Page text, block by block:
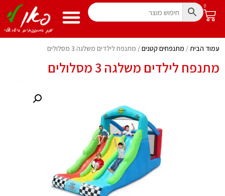
0
עמוד הבית/ מתנפחים קטנים/ מתנפח לילדים משלגה 3 מסלולים
מתנפח לילדים משלגה 3 מסלולים